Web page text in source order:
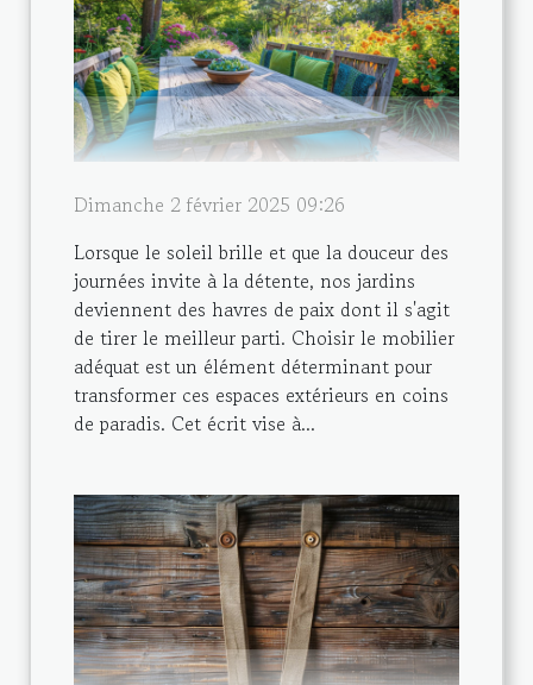
Dimanche 2 février 2025 09:26
Lorsque le soleil brille et que la douceur des
journées invite à la détente, nos jardins
deviennent des havres de paix dont il s'agit
de tirer le meilleur parti. Choisir le mobilier
adéquat est un élément déterminant pour
transformer ces espaces extérieurs en coins
de paradis. Cet écrit vise à...